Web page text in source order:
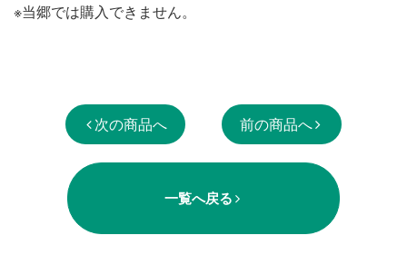
※当郷では購入できません。
次の商品へ 前の商品へ
一覧へ戻る